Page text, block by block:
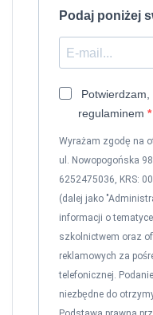
Podaj poniżej
Potwierdzam,
regulaminem
Wyrażam zgodę na
ul. Nowopogońska
6252475036, KRS:
(dalej jako
informacji o
szkolnictwem oraz
reklamowych za
telefonicznej.
niezbędne do